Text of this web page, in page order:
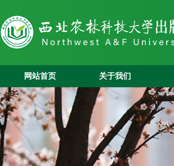
网站首页 关于我们